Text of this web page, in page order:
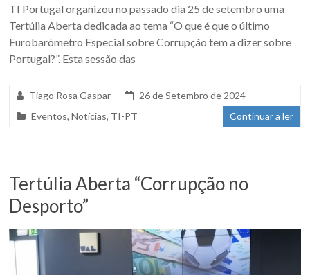
TI Portugal organizou no passado dia 25 de setembro uma
Tertúlia Aberta dedicada ao tema “O que é que o último
Eurobarómetro Especial sobre Corrupção tem a dizer sobre
Portugal?”. Esta sessão das
Tiago Rosa Gaspar
26 de Setembro de 2024
Eventos,Notícias, TI-PT Continuar a ler
Tertúlia Aberta “Corrupção no
Desporto”